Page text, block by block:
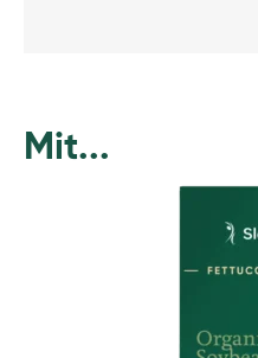
Mit...